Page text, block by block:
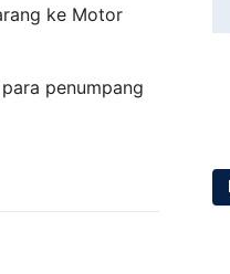
ke Motor
penumpang